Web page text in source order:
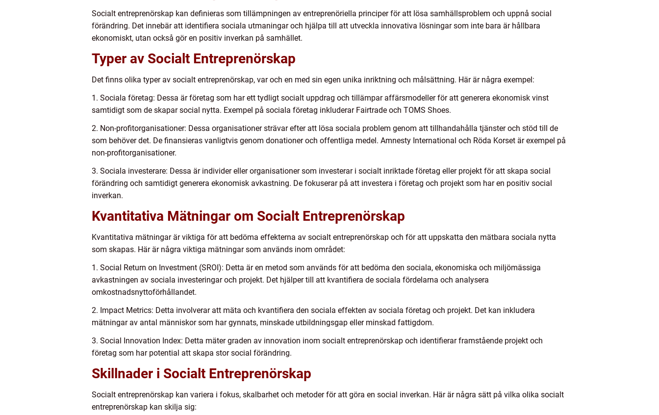
Socialt entreprenörskap kan definieras som tillämpningen av entreprenöriella principer för att lösa samhällsproblem och uppnå social
förändring. Det innebär att identifiera sociala utmaningar och hjälpa till att utveckla innovativa lösningar som inte bara är hållbara
ekonomiskt, utan också gör en positiv inverkan på samhället.
Typer av Socialt Entreprenörskap
Det finns olika typer av socialt entreprenörskap, var och en med sin egen unika inriktning och målsättning. Här är några exempel:
1. Sociala företag: Dessa är företag som har ett tydligt socialt uppdrag och tillämpar affärsmodeller för att generera ekonomisk vinst
samtidigt som de skapar social nytta. Exempel på sociala företag inkluderar Fairtrade och TOMS Shoes.
2. Non-profitorganisationer: Dessa organisationer strävar efter att lösa sociala problem genom att tillhandahålla tjänster och stöd till de
som behöver det. De finansieras vanligtvis genom donationer och offentliga medel. Amnesty International och Röda Korset är exempel på
non-profitorganisationer.
3. Sociala investerare: Dessa är individer eller organisationer som investerar i socialt inriktade företag eller projekt för att skapa social
förändring och samtidigt generera ekonomisk avkastning. De fokuserar på att investera i företag och projekt som har en positiv social
inverkan.
Kvantitativa Mätningar om Socialt Entreprenörskap
Kvantitativa mätningar är viktiga för att bedöma effekterna av socialt entreprenörskap och för att uppskatta den mätbara sociala nytta
som skapas. Här är några viktiga mätningar som används inom området:
1. Social Return on Investment (SROI): Detta är en metod som används för att bedöma den sociala, ekonomiska och miljömässiga
avkastningen av sociala investeringar och projekt. Det hjälper till att kvantifiera de sociala fördelarna och analysera
omkostnadsnyttoförhållandet.
2. Impact Metrics: Detta involverar att mäta och kvantifiera den sociala effekten av sociala företag och projekt. Det kan inkludera
mätningar av antal människor som har gynnats, minskade utbildningsgap eller minskad fattigdom.
3. Social Innovation Index: Detta mäter graden av innovation inom socialt entreprenörskap och identifierar framstående projekt och
företag som har potential att skapa stor social förändring.
Skillnader i Socialt Entreprenörskap
Socialt entreprenörskap kan variera i fokus, skalbarhet och metoder för att göra en social inverkan. Här är några sätt på vilka olika socialt
entreprenörskap kan skilja sig: